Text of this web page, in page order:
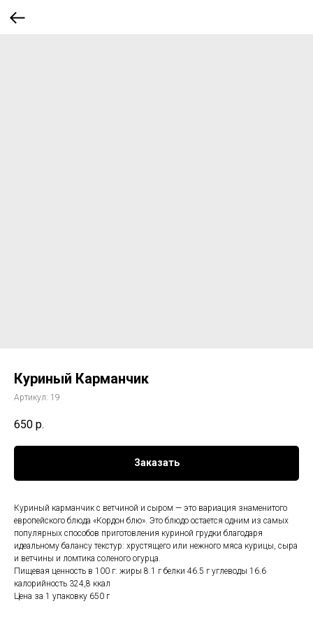
Куриный Карманчик
Артикул: 19
650 р.
Заказать
Куриный карманчик с ветчиной и сыром — это вариация знаменитого
европейского блюда «Кордон блю». Это блюдо остается одним из самых
популярных способов приготовления куриной грудки благодаря
идеальному балансу текстур: хрустящего или нежного мяса курицы, сыра
и ветчины и ломтика соленого огурца.
Пищевая ценность в 100 г: жиры 8.1 г белки 46.5 г углеводы 16.6
калорийность 324,8 ккал
Цена за 1 упаковку 650 г